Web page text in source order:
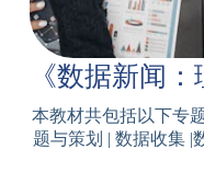
《数据新闻
本教材共包括以下专
题与策划 | 数据收集 |